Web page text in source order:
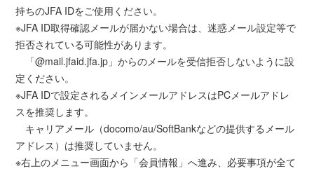
持ちのJFA IDをご使用ください。
※JFA ID取得確認メールが届かない場合は、迷惑メール設定等で
拒否されている可能性があります。
「@mail.jfaid.jfa.jp」からのメールを受信拒否しないように設
定ください。
※JFA IDで設定されるメインメールアドレスはPCメールアドレ
スを推奨します。
キャリアメール（docomo/au/SoftBankなどの提供するメール
アドレス）は推奨していません。
※右上のメニュー画面から「会員情報」へ進み、必要事項が全て